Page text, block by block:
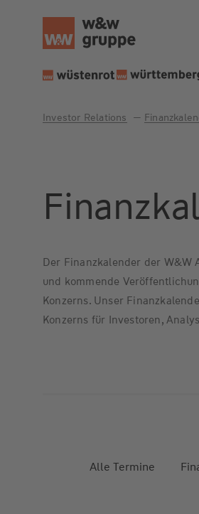
Investor Relations
Der Finanzkalender der W&W
und kommende
Konzerns. Unser
Konzerns für Investoren,
Alle Termine